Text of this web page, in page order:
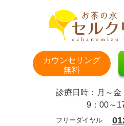
カウンセリング
無料
診療日時：月～金
9：00～
フリーダイヤル